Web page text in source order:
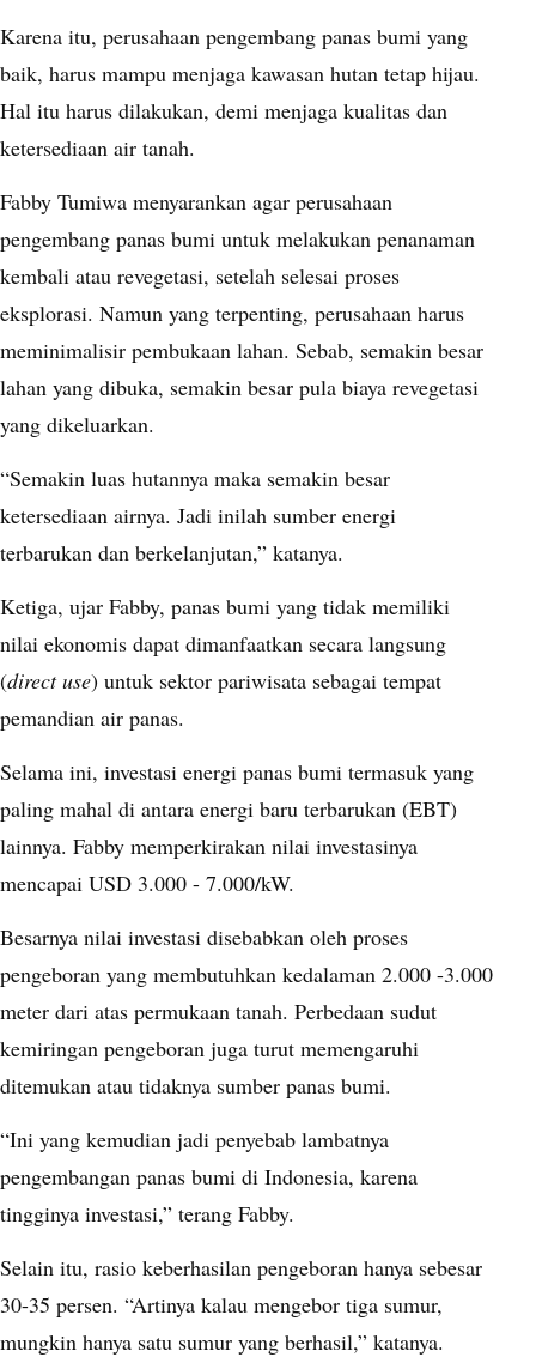
Karena itu, perusahaan pengembang panas bumi yang
baik, harus mampu menjaga kawasan hutan tetap hijau.
Hal itu harus dilakukan, demi menjaga kualitas dan
ketersediaan air tanah.
Fabby Tumiwa menyarankan agar perusahaan
pengembang panas bumi untuk melakukan penanaman
kembali atau revegetasi, setelah selesai proses
eksplorasi. Namun yang terpenting, perusahaan harus
meminimalisir pembukaan lahan. Sebab, semakin besar
lahan yang dibuka, semakin besar pula biaya revegetasi
yang dikeluarkan.
“Semakin luas hutannya maka semakin besar
ketersediaan airnya. Jadi inilah sumber energi
terbarukan dan berkelanjutan,” katanya.
Ketiga, ujar Fabby, panas bumi yang tidak memiliki
nilai ekonomis dapat dimanfaatkan secara langsung
(direct use) untuk sektor pariwisata sebagai tempat
pemandian air panas.
Selama ini, investasi energi panas bumi termasuk yang
paling mahal di antara energi baru terbarukan (EBT)
lainnya. Fabby memperkirakan nilai investasinya
mencapai USD 3.000 - 7.000/kW.
Besarnya nilai investasi disebabkan oleh proses
pengeboran yang membutuhkan kedalaman 2.000 -3.000
meter dari atas permukaan tanah. Perbedaan sudut
kemiringan pengeboran juga turut memengaruhi
ditemukan atau tidaknya sumber panas bumi.
“Ini yang kemudian jadi penyebab lambatnya
pengembangan panas bumi di Indonesia, karena
tingginya investasi,” terang Fabby.
Selain itu, rasio keberhasilan pengeboran hanya sebesar
30-35 persen. “Artinya kalau mengebor tiga sumur,
mungkin hanya satu sumur yang berhasil,” katanya.